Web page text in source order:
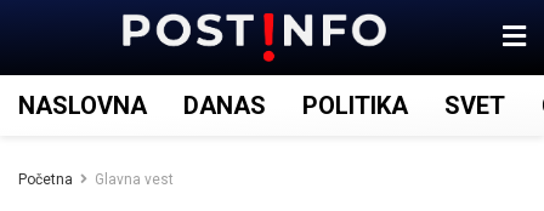
NASLOVNA DANAS POLITIKA SVET
Početna Glavna vest